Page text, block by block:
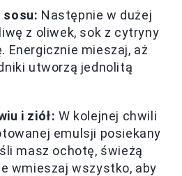
sosu: Następnie w dużej
z oliwek, sok z cytryny
Energicznie mieszaj, aż
utworzą jednolitą
i ziół: W kolejnej chwili
emulsji posiekany
masz ochotę, świeżą
wmieszaj wszystko, aby